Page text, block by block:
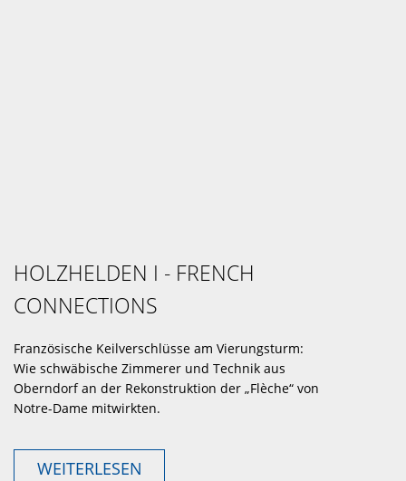
HOLZHELDEN I - FRENCH
CONNECTIONS
Französische Keilverschlüsse am Vierungsturm:
Wie schwäbische Zimmerer und Technik aus
Oberndorf an der Rekonstruktion der „Flèche“ von
Notre-Dame mitwirkten.
WEITERLESEN